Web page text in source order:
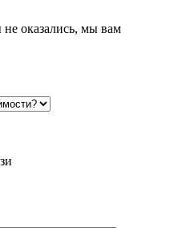
оказались, мы вам